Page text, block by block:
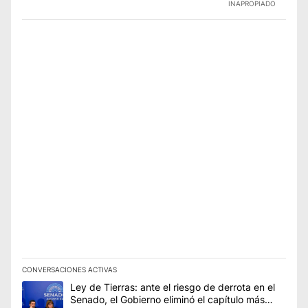
INAPROPIADO
CONVERSACIONES ACTIVAS
Este listado muestra los artículos con más comentarios en los
Un artículo de tendencia con el título "Ley de Tierras: ante el
Ley de Tierras: ante el riesgo de derrota en el
Senado, el Gobierno eliminó el capítulo más